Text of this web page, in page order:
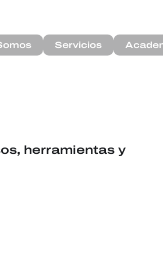
Servicios
herramientas y